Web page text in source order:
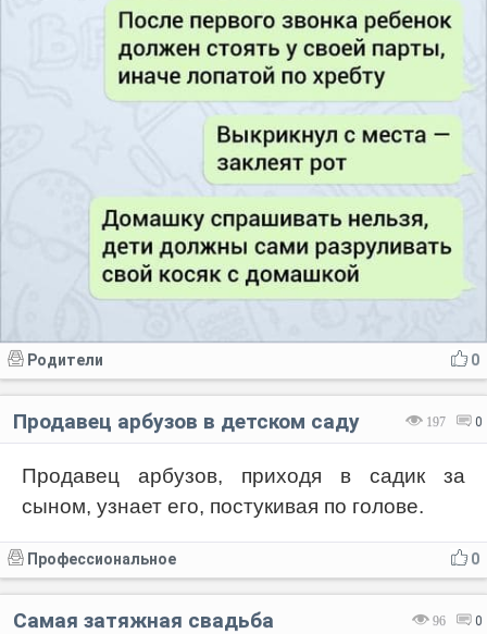
0
Родители
197 0
Продавец арбузов в детском саду
Продавец арбузов, приходя в садик за
сыном, узнает его, постукивая по голове.
0
Профессиональное
96 0
Самая затяжная свадьба